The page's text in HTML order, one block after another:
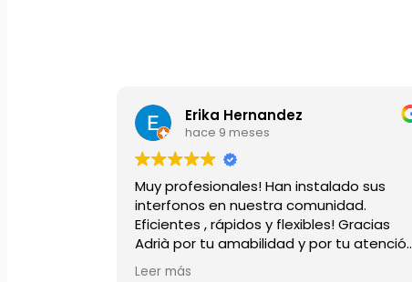
Erika Hernandez
hace 9 meses
Muy profesionales! Han instalado sus
interfonos en nuestra comunidad.
Eficientes , rápidos y flexibles! Gracias
Adrià por tu amabilidad y por tu atención
en todo momento.
Leer más